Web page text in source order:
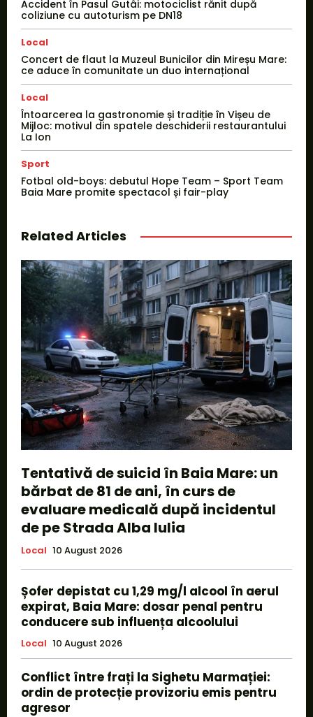
Accident în Pasul Gutâi: motociclist rănit după
coliziune cu autoturism pe DN18
Local
Concert de flaut la Muzeul Bunicilor din Mireșu Mare:
ce aduce în comunitate un duo internațional
Local
Întoarcerea la gastronomie și tradiție în Vișeu de
Mijloc: motivul din spatele deschiderii restaurantului
La Ion
Sport
Fotbal old-boys: debutul Hope Team – Sport Team
Baia Mare promite spectacol și fair-play
Related Articles
Tentativă de suicid în Baia Mare: un
bărbat de 81 de ani, în curs de
evaluare medicală după incidentul
de pe Strada Alba Iulia
Local 10 August 2026
Șofer depistat cu 1,29 mg/l alcool în aerul
expirat, Baia Mare: dosar penal pentru
conducere sub influența alcoolului
Local 10 August 2026
Conflict între frați la Sighetu Marmației:
ordin de protecție provizoriu emis pentru
agresor